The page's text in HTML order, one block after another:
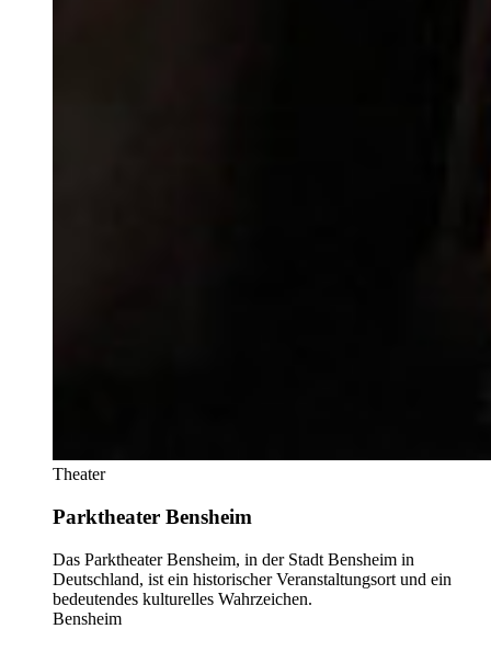
Theater
Parktheater Bensheim
Das Parktheater Bensheim, in der Stadt Bensheim in
Deutschland, ist ein historischer Veranstaltungsort und ein
bedeutendes kulturelles Wahrzeichen.
Bensheim